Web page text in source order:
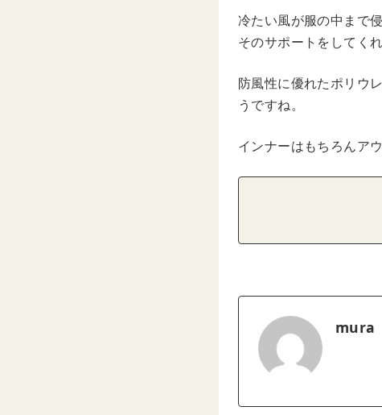
冷たい風が服の中まで
そのサポートをしてく
防風性に優れたポリウ
うですね。
インナーはもちろんア
mura